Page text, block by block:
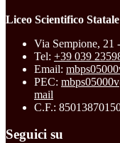
Liceo Scientifico
Via Sempione, 21
Tel: +39 039
Email:
PEC:
mail
C.F.:
Seguici su